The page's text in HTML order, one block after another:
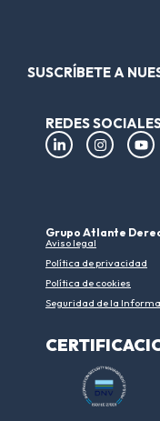
SUSCRÍBETE A
REDES
Grupo Atlante
Aviso legal
Política de privacidad
Política de cookies
Seguridad de la